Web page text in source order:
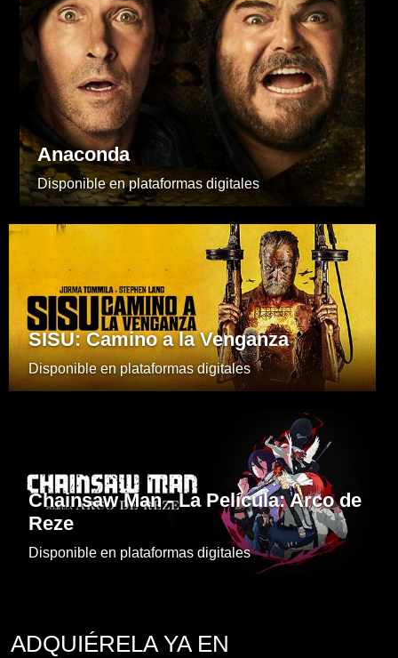
Anaconda
Disponible en plataformas digitales
SISU: Camino a la Venganza
Disponible en plataformas digitales
Chainsaw Man - La Película: Arco de
Reze
Disponible en plataformas digitales
ADQUIÉRELA YA EN